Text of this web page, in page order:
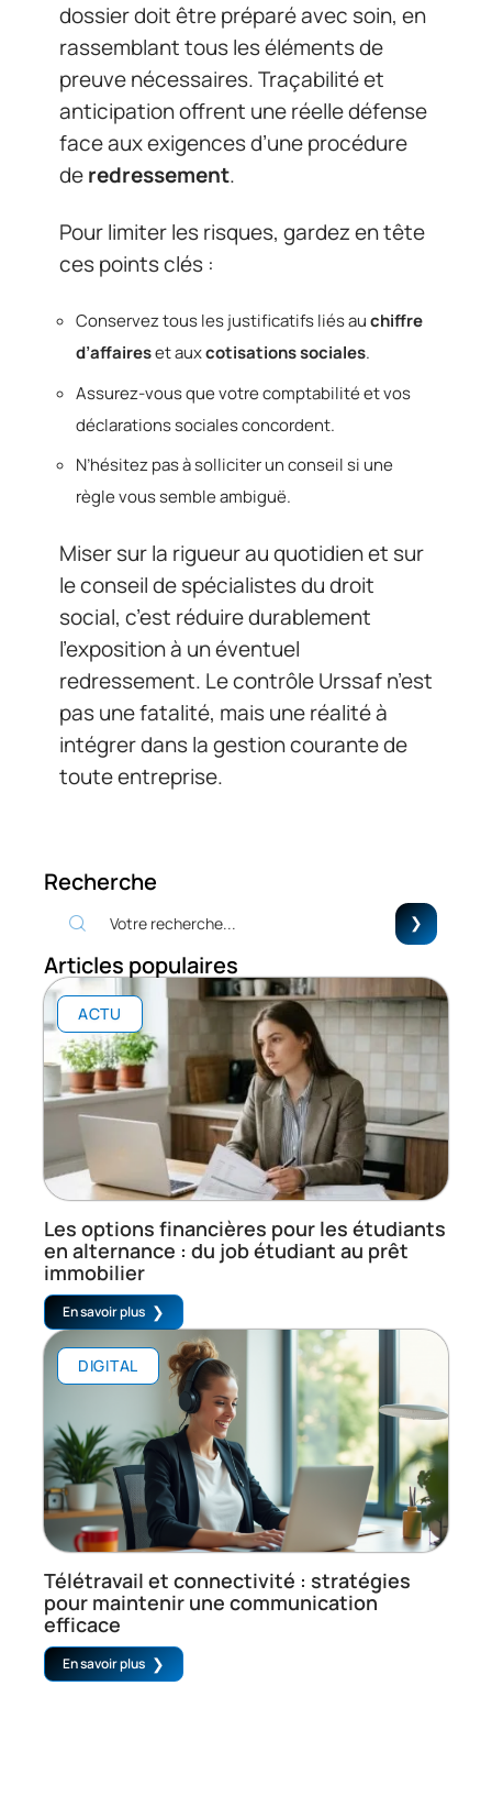
dossier doit être préparé avec soin, en
rassemblant tous les éléments de
preuve nécessaires. Traçabilité et
anticipation offrent une réelle défense
face aux exigences d’une procédure
deredressement.
Pour limiter les risques, gardez en tête
ces points clés :
Conservez tous les justificatifs liés auchiffre
d’affaireset auxcotisations sociales.
Assurez-vous que votre comptabilité et vos
déclarations sociales concordent.
N’hésitez pas à solliciter un conseil si une
règle vous semble ambiguë.
Miser sur la rigueur au quotidien et sur
le conseil de spécialistes du droit
social, c’est réduire durablement
l’exposition à un éventuel
redressement. Le contrôle Urssaf n’est
pas une fatalité, mais une réalité à
intégrer dans la gestion courante de
toute entreprise.
Recherche
Articles populaires
ACTU
Les options financières pour les étudiants
en alternance : du job étudiant au prêt
immobilier
En savoir plus
DIGITAL
Télétravail et connectivité : stratégies
pour maintenir une communication
efficace
En savoir plus